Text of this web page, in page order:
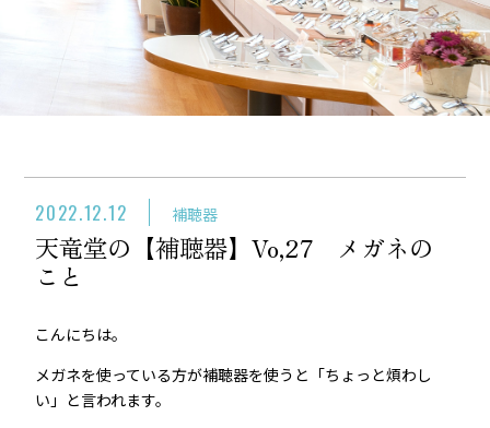
2022.12.12 補聴器
天竜堂の【補聴器】Vo,27 メガネの
こと
こんにちは。
メガネを使っている方が補聴器を使うと「ちょっと煩わし
い」と言われます。